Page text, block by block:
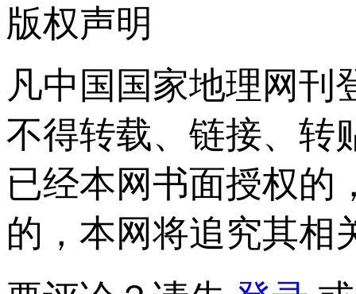
版权声明
凡中国国家地理网刊
不得转载、链接、转
已经本网书面授权的
的，本网将追究其相